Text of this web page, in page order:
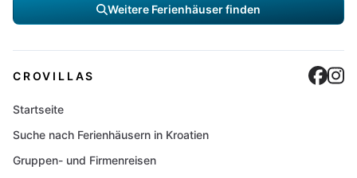
Weitere Ferienhäuser finden
CROVILLAS
Startseite
Suche nach Ferienhäusern in Kroatien
Gruppen- und Firmenreisen